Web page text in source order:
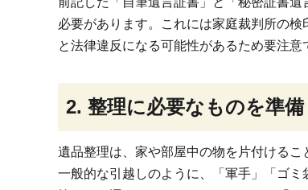
必要があります。これには家庭裁判所の
と法律違反になる可能性があるため要注意
2. 整理に必要なものを準備
遺品整理は、家や部屋中の物を片付けるこ
一般的な引越しのように、「軍手」「ゴ